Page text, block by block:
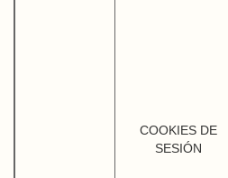
COOKIES DE
SESIÓN